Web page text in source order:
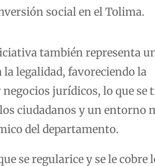
social en el Tolima.
también representa
legalidad, favoreciendo la
jurídicos, lo que se
ciudadanos y un entorno
del departamento.
se regularice y se le cobre